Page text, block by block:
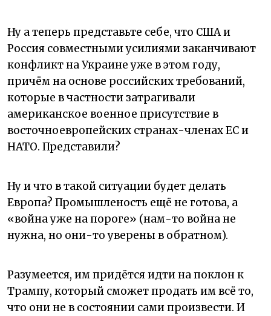
Ну а теперь представьте себе, что США и
Россия совместными усилиями заканчивают
конфликт на Украине уже в этом году,
причём на основе российских требований,
которые в частности затрагивали
американское военное присутствие в
восточноевропейских странах-членах ЕС и
НАТО. Представили?
Ну и что в такой ситуации будет делать
Европа? Промышленость ещё не готова, а
«война уже на пороге» (нам-то война не
нужна, но они-то уверены в обратном).
Разумеется, им придётся идти на поклон к
Трампу, который сможет продать им всё то,
что они не в состоянии сами произвести. И